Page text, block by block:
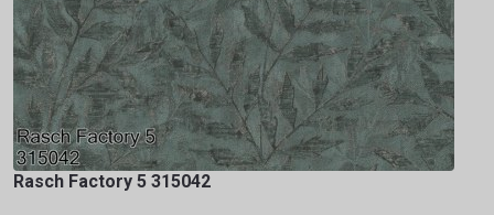
Rasch Factory 5 315042